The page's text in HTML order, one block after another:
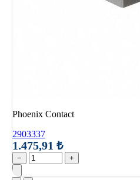
Phoenix Contact
2903337
1.475,91 ₺
− +